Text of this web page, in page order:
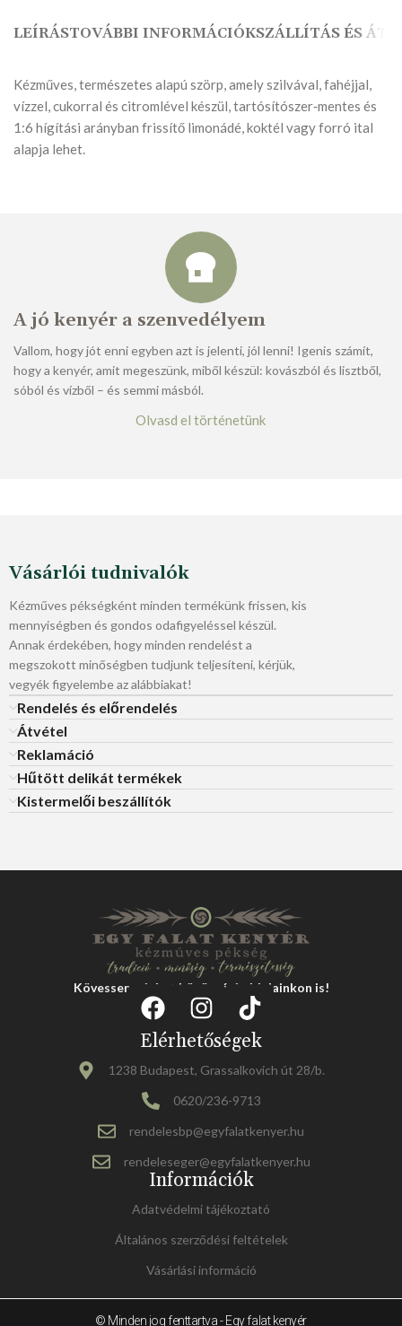
LEÍRÁSTOVÁBBI INFORMÁCIÓKSZÁLLÍTÁS ÉS
Kézműves, természetes alapú szörp, amely szilvával, fahéjjal,
vízzel, cukorral és citromlével készül, tartósítószer‑mentes és
1:6 hígítási arányban frissítő limonádé, koktél vagy forró ital
alapja lehet.
A jó kenyér a szenvedélyem
Vallom, hogy jót enni egyben azt is jelenti, jól lenni! Igenis számít,
hogy a kenyér, amit megeszünk, miből készül: kovászból és lisztből,
sóból és vízből – és semmi másból.
Olvasd el történetünk
Vásárlói tudnivalók
Kézműves pékségként minden termékünk frissen, kis
mennyiségben és gondos odafigyeléssel készül.
Annak érdekében, hogy minden rendelést a
megszokott minőségben tudjunk teljesíteni, kérjük,
vegyék figyelembe az alábbiakat!
Rendelés és előrendelés
Átvétel
Reklamáció
Hűtött delikát termékek
Kistermelői beszállítók
Kövessen minket közösségi oldalainkon is!
Elérhetőségek
1238 Budapest, Grassalkovich út 28/b.
0620/236-9713
rendelesbp@egyfalatkenyer.hu
rendeleseger@egyfalatkenyer.hu
Információk
Adatvédelmi tájékoztató
Általános szerződési feltételek
Vásárlási információ
© Minden jog fenttartva - Egy falat kenyér